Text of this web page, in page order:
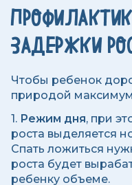
ЗАДЕРЖКИ
Чтобы ребенок
природой
1. Режим дня, при
роста выделяется
Спать ложиться
роста будет
ребенку объеме.